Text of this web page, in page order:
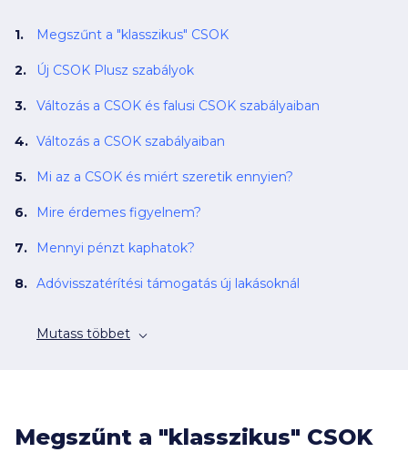
Megszűnt a "klasszikus" CSOK
Új CSOK Plusz szabályok
Változás a CSOK és falusi CSOK szabályaiban
Változás a CSOK szabályaiban
Mi az a CSOK és miért szeretik ennyien?
Mire érdemes figyelnem?
Mennyi pénzt kaphatok?
Adóvisszatérítési támogatás új lakásoknál
Mutass többet
Megszűnt a "klasszikus" CSOK